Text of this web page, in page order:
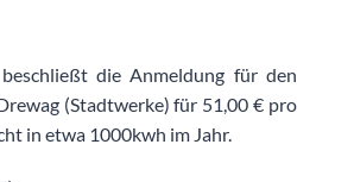
die Anmeldung für den
(Stadtwerke) für 51,00 € pro
in etwa 1000kwh im Jahr.